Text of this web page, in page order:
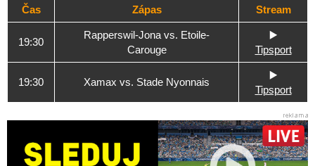
Čas Zápas Stream
19:30
Rapperswil-Jona vs. Etoile-
Carouge
▶️
Tipsport
19:30 Xamax vs. Stade Nyonnais
▶️
Tipsport